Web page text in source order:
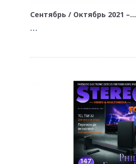
Сентябрь / Октябрь 2021 –…
…